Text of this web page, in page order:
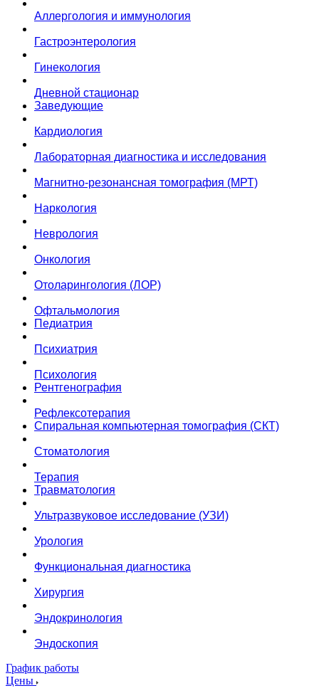
Аллергология и иммунология
Гастроэнтерология
Гинекология
Дневной стационар
Заведующие
Кардиология
Лабораторная диагностика и исследования
Магнитно-резонансная томография (МРТ)
Наркология
Неврология
Онкология
Отоларингология (ЛОР)
Офтальмология
Педиатрия
Психиатрия
Психология
Рентгенография
Рефлексотерапия
Спиральная компьютерная томография (СКТ)
Стоматология
Терапия
Травматология
Ультразвуковое исследование (УЗИ)
Урология
Функциональная диагностика
Хирургия
Эндокринология
Эндоскопия
График работы
Цены